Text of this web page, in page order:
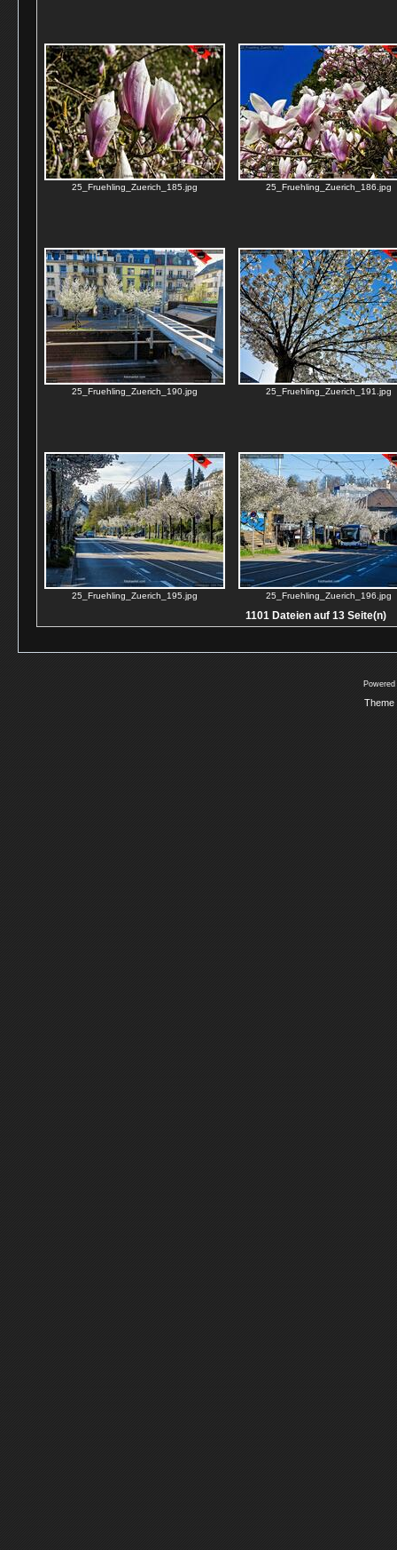
25_Fruehling_Zuerich_185.jpg 25_Fruehling_Zuerich_186.jpg
25_Fruehling_Zuerich_190.jpg 25_Fruehling_Zuerich_191.jpg
25_Fruehling_Zuerich_195.jpg 25_Fruehling_Zuerich_196.jpg
1101 Dateien auf 13 Seite(n)
Theme